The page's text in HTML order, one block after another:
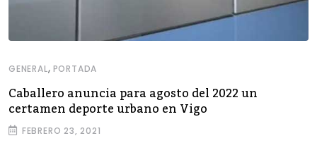
GENERAL, PORTADA
Caballero anuncia para agosto del 2022 un
certamen deporte urbano en Vigo
FEBRERO 23, 2021